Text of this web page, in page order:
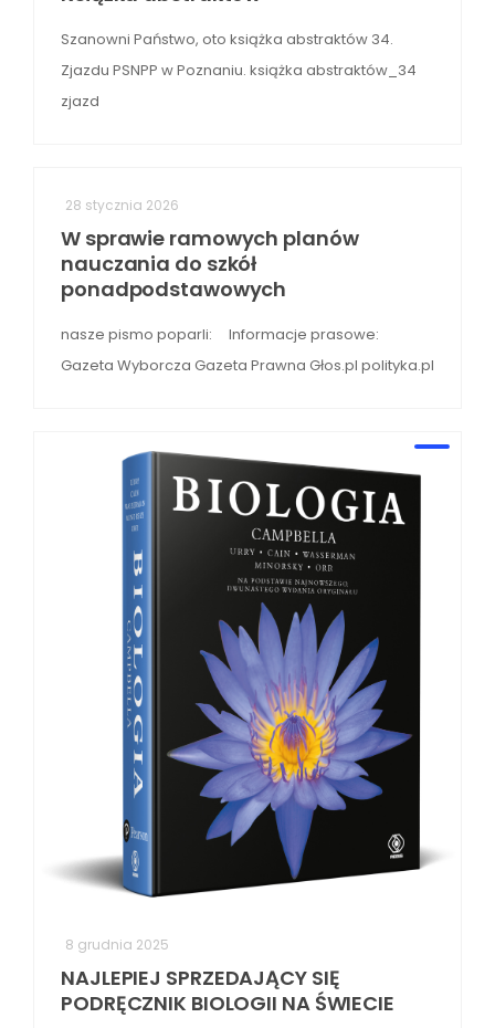
Szanowni Państwo, oto książka abstraktów 34.
Zjazdu PSNPP w Poznaniu. książka abstraktów_34
zjazd
28 stycznia 2026
W sprawie ramowych planów
nauczania do szkół
ponadpodstawowych
nasze pismo poparli: Informacje prasowe:
Gazeta Wyborcza Gazeta Prawna Głos.pl polityka.pl
8 grudnia 2025
NAJLEPIEJ SPRZEDAJĄCY SIĘ
PODRĘCZNIK BIOLOGII NA ŚWIECIE